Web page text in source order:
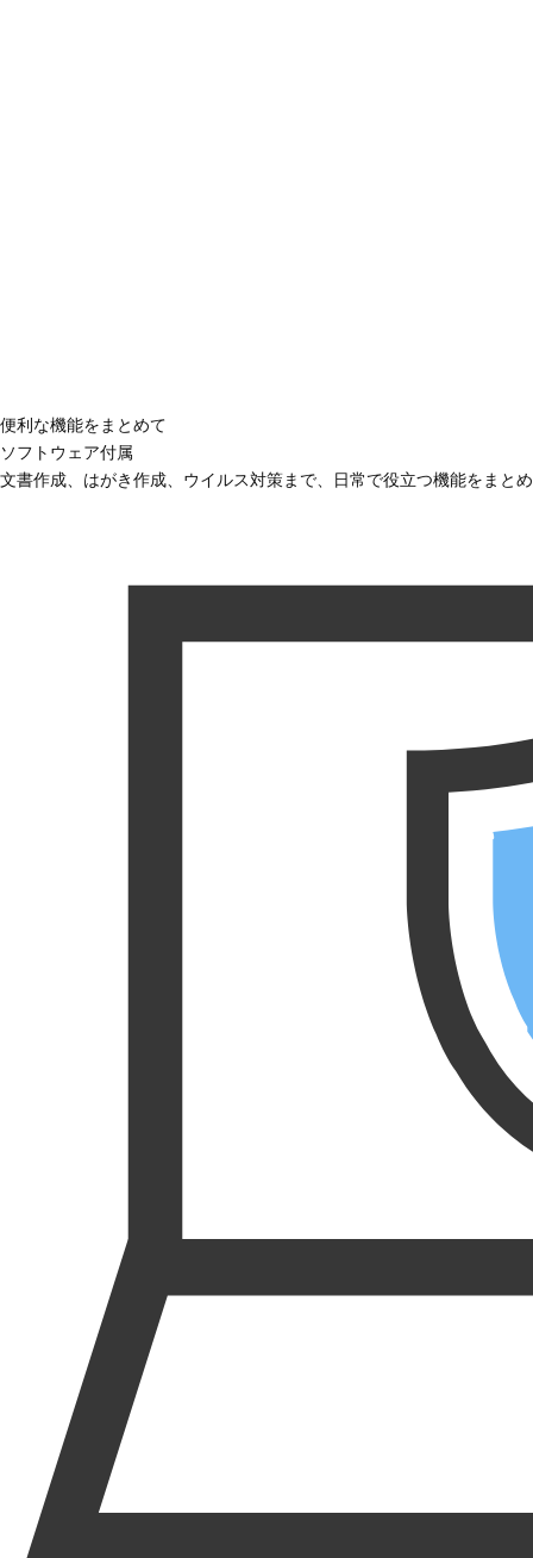
便利な機能をまとめて
ソフトウェア付属
文書作成、はがき作成、ウイルス対策まで、日常で役立つ機能をまと